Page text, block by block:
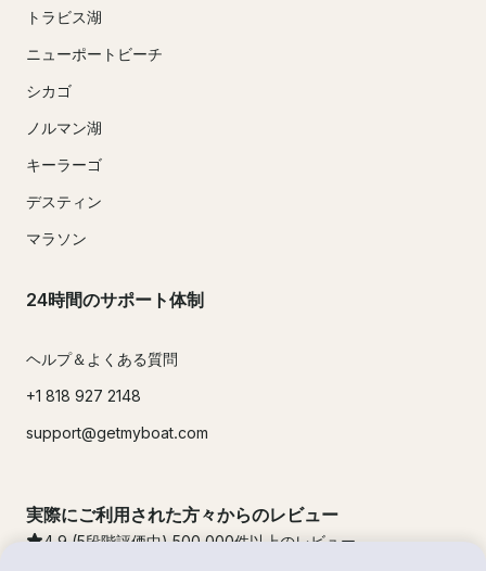
トラビス湖
ニューポートビーチ
シカゴ
ノルマン湖
キーラーゴ
デスティン
マラソン
24時間のサポート体制
ヘルプ＆よくある質問
+1 818 927 2148
support@getmyboat.com
実際にご利用された方々からのレビュー
4.9 (5段階評価中) 500,000件以上のレビュー